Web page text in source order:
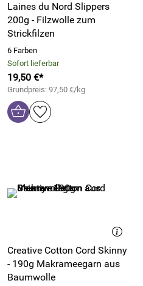
Laines du Nord Slippers
200g - Filzwolle zum
Strickfilzen
6 Farben
Sofort lieferbar
19,50 €*
Grundpreis: 97,50 €/kg
Creative Cotton Cord Skinny
- 190g Makrameegarn aus
Baumwolle